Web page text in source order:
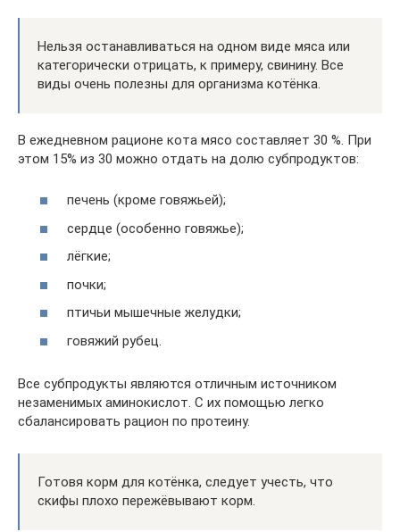
Нельзя останавливаться на одном виде мяса или
категорически отрицать, к примеру, свинину. Все
виды очень полезны для организма котёнка.
В ежедневном рационе кота мясо составляет 30 %. При
этом 15% из 30 можно отдать на долю субпродуктов:
печень (кроме говяжьей);
сердце (особенно говяжье);
лёгкие;
почки;
птичьи мышечные желудки;
говяжий рубец.
Все субпродукты являются отличным источником
незаменимых аминокислот. С их помощью легко
сбалансировать рацион по протеину.
Готовя корм для котёнка, следует учесть, что
скифы плохо пережёвывают корм.